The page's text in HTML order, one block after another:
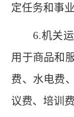
定任务和事
6.机关
用于商品和
费、水电费
议费、培训